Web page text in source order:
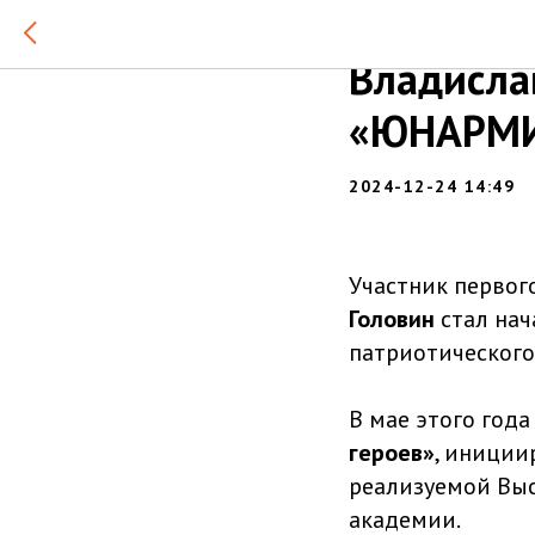
2024-12-24 14:49
Участник
Головин стал
В мае этого
героев»,
реализуемой
академии.